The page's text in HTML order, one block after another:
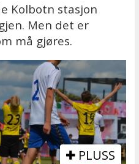
Kolbotn stasjon
Men det er
må gjøres.
PLUSS